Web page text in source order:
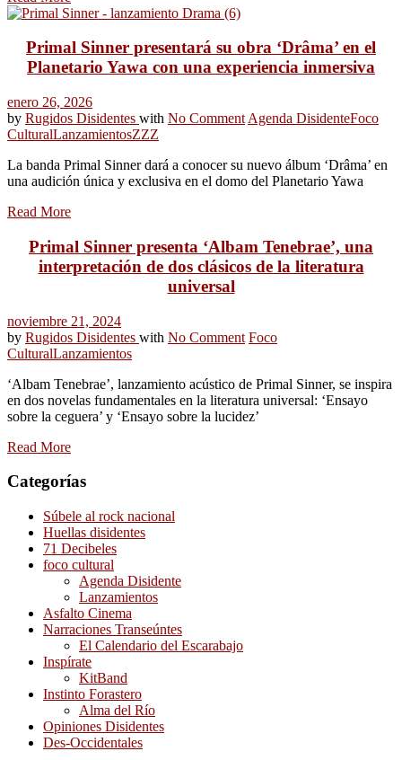
Primal Sinner presentará su obra ‘Drâma’ en el
Planetario Yawa con una experiencia inmersiva
enero 26, 2026
by Rugidos Disidentes with No Comment Agenda DisidenteFoco
CulturalLanzamientosZZZ
La banda Primal Sinner dará a conocer su nuevo álbum ‘Drâma’ en
una audición única y exclusiva en el domo del Planetario Yawa
Read More
Primal Sinner presenta ‘Albam Tenebrae’, una
interpretación de dos clásicos de la literatura
universal
noviembre 21, 2024
by Rugidos Disidentes with No Comment Foco
CulturalLanzamientos
‘Albam Tenebrae’, lanzamiento acústico de Primal Sinner, se inspira
en dos novelas fundamentales en la literatura universal: ‘Ensayo
sobre la ceguera’ y ‘Ensayo sobre la lucidez’
Read More
Categorías
Súbele al rock nacional
Huellas disidentes
71 Decibeles
foco cultural
Agenda Disidente
Lanzamientos
Asfalto Cinema
Narraciones Transeúntes
El Calendario del Escarabajo
Inspírate
KitBand
Instinto Forastero
Alma del Río
Opiniones Disidentes
Des-Occidentales